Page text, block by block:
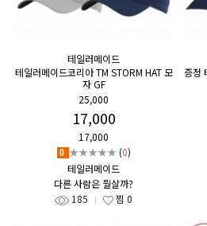
테일러메이드
테일러메이드코리아 TM STORM HAT 모
자 GF
25,000
17,000
17,000
0 ★★★★★ (0)
테일러메이드
다른 사람은 뭘살까?
185
찜 0
증정